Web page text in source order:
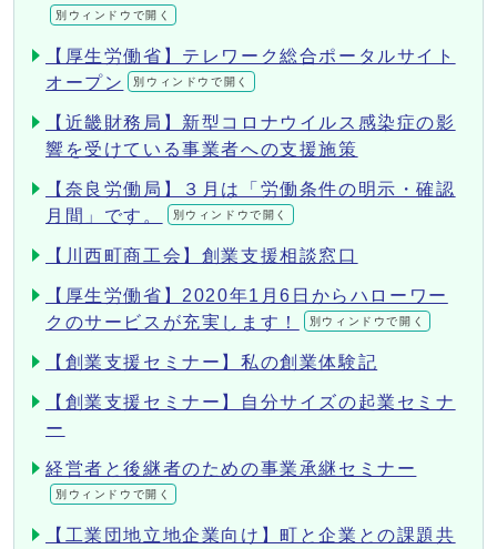
別ウィンドウで開く
【厚生労働省】テレワーク総合ポータルサイト
オープン
別ウィンドウで開く
【近畿財務局】新型コロナウイルス感染症の影
響を受けている事業者への支援施策
【奈良労働局】３月は「労働条件の明示・確認
月間」です。
別ウィンドウで開く
【川西町商工会】創業支援相談窓口
【厚生労働省】2020年1月6日からハローワー
クのサービスが充実します！
別ウィンドウで開く
【創業支援セミナー】私の創業体験記
【創業支援セミナー】自分サイズの起業セミナ
ー
経営者と後継者のための事業承継セミナー
別ウィンドウで開く
【工業団地立地企業向け】町と企業との課題共